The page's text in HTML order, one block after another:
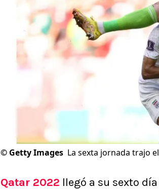
© Getty Images La sexta jornada trajo
Qatar 2022 llegó a su sexto